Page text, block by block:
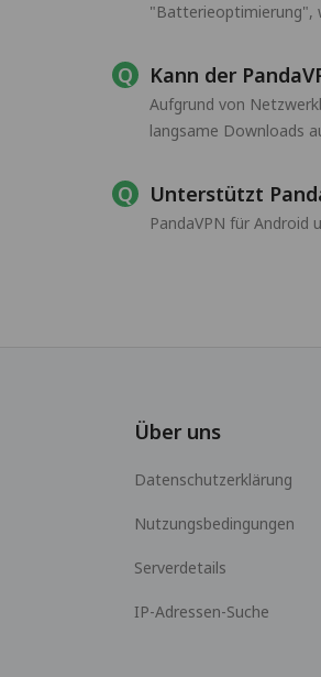
"Batterieoptimierung",
Kann der
Aufgrund von
langsame Downloads
Unterstützt
PandaVPN für Android
Über uns
Datenschutzerklärung
Nutzungsbedingungen
Serverdetails
IP-Adressen-Suche